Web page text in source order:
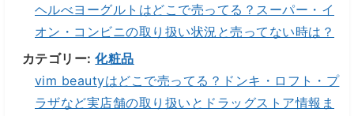
ヘルべヨーグルトはどこで売ってる？スーパー・イ
オン・コンビニの取り扱い状況と売ってない時は？
カテゴリー:化粧品
vim beautyはどこで売ってる？ドンキ・ロフト・プ
ラザなど実店舗の取り扱いとドラッグストア情報ま